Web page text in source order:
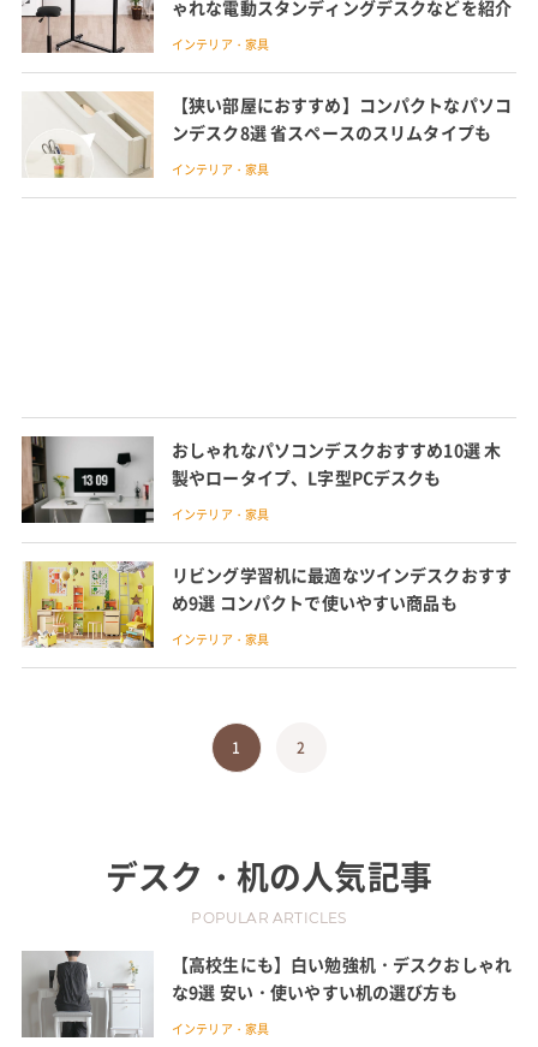
ゃれな電動スタンディングデスクなどを紹介
インテリア・家具
【狭い部屋におすすめ】コンパクトなパソコ
ンデスク8選 省スペースのスリムタイプも
インテリア・家具
おしゃれなパソコンデスクおすすめ10選 木
製やロータイプ、L字型PCデスクも
インテリア・家具
リビング学習机に最適なツインデスクおすす
め9選 コンパクトで使いやすい商品も
インテリア・家具
1 2
デスク・机の人気記事
POPULAR ARTICLES
【高校生にも】白い勉強机・デスクおしゃれ
な9選 安い・使いやすい机の選び方も
インテリア・家具